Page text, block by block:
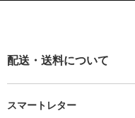
配送・送料について
スマートレター